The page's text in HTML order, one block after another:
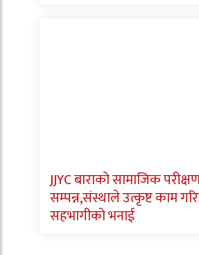
JJYC बाराको सामाजिक
सम्पन्न,संस्थाले उत्कृष्ट काम
सहभागीको भनाई